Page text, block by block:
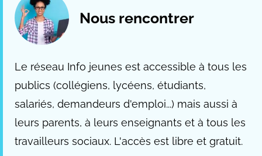
Nous rencontrer
Le réseau Info jeunes est accessible à tous les
publics (collégiens, lycéens, étudiants,
salariés, demandeurs d'emploi...) mais aussi à
leurs parents, à leurs enseignants et à tous les
travailleurs sociaux. L'accès est libre et gratuit.